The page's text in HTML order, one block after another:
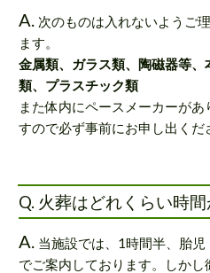
A. 次のものは入れないようご
ます。
金属類、ガラス類、陶磁器等
類、プラスチック類
また体内にペースメーカーが
すので必ず事前にお申し出くだ
Q. 火葬はどれくらい時
A. 当施設では、1時間半、胎
でご案内しております。しか